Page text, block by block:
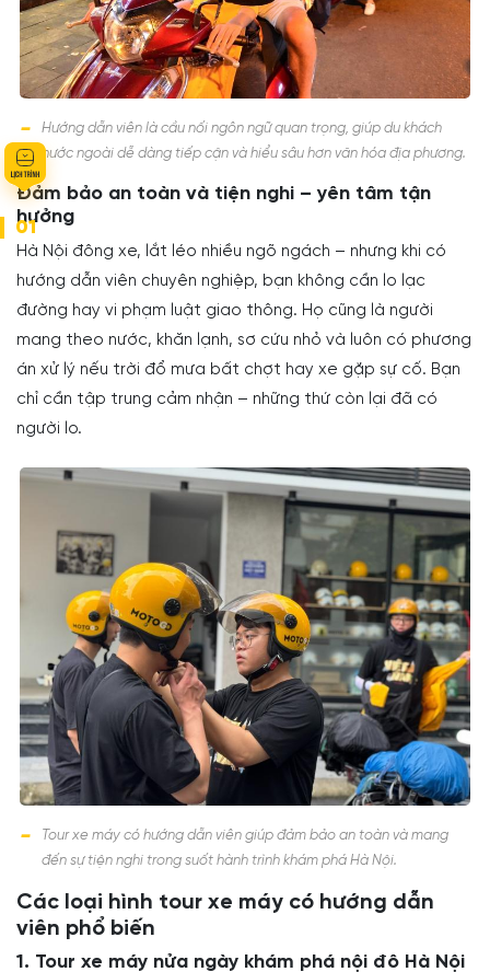
Hướng dẫn viên là cầu nối ngôn ngữ quan trọng, giúp du khách
nước ngoài dễ dàng tiếp cận và hiểu sâu hơn văn hóa địa phương.
Đảm bảo an toàn và tiện nghi – yên tâm tận
hưởng
Hà Nội đông xe, lắt léo nhiều ngõ ngách – nhưng khi có
hướng dẫn viên chuyên nghiệp, bạn không cần lo lạc
đường hay vi phạm luật giao thông. Họ cũng là người
mang theo nước, khăn lạnh, sơ cứu nhỏ và luôn có phương
án xử lý nếu trời đổ mưa bất chợt hay xe gặp sự cố. Bạn
chỉ cần tập trung cảm nhận – những thứ còn lại đã có
người lo.
Tour xe máy có hướng dẫn viên giúp đảm bảo an toàn và mang
đến sự tiện nghi trong suốt hành trình khám phá Hà Nội.
Các loại hình tour xe máy có hướng dẫn
viên phổ biến
1. Tour xe máy nửa ngày khám phá nội đô Hà Nội
01